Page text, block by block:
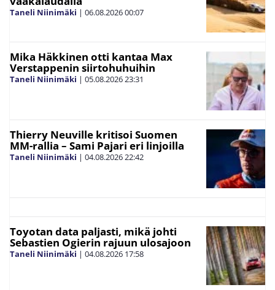
Taneli Niinimäki | 06.08.202600:07
Mika Häkkinen otti kantaa Max
Verstappenin siirtohuhuihin
Taneli Niinimäki | 05.08.202623:31
Thierry Neuville kritisoi Suomen
MM-rallia – Sami Pajari eri linjoilla
Taneli Niinimäki | 04.08.202622:42
Toyotan data paljasti, mikä johti
Sebastien Ogierin rajuun ulosajoon
Taneli Niinimäki | 04.08.2026 17:58